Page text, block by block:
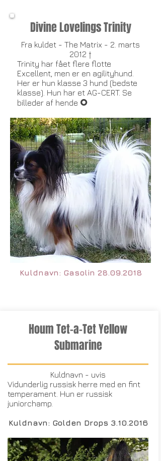
Divine Lovelings Trinity
Fra kuldet - The Matrix - 2. marts
2012 †
Trinity har fået flere flotte
Excellent, men er en agilityhund.
Her er hun klasse 3 hund (bedste
klasse). Hun har et AG-CERT. Se
billeder af hende O
Kuldnavn: Gasolin 28.09.2018
Houm Tet-a-Tet Yellow
Submarine
Kuldnavn - uvis
Vidunderlig russisk herre med en fint
temperament. Hun er russisk
juniorchamp.
Kuldnavn: Golden Drops 3.10.2016